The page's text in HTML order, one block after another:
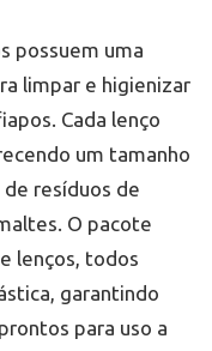
possuem uma
limpar e higienizar
Cada lenço
um tamanho
resíduos de
O pacote
lenços, todos
garantindo
para uso a